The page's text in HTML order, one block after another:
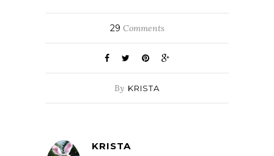
29 Comments
By KRISTA
KRISTA